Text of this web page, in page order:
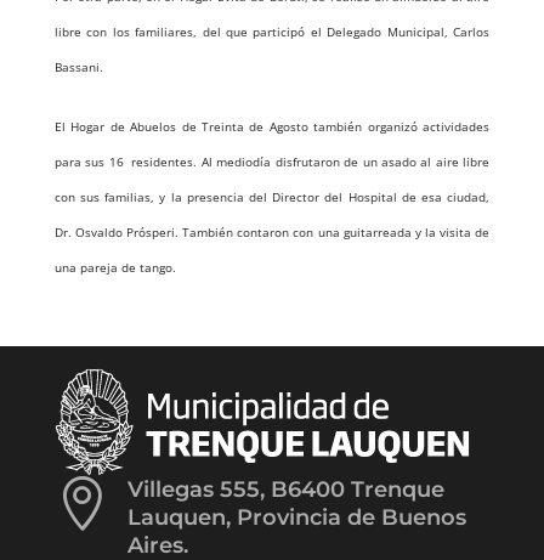
libre con los familiares, del que participó el Delegado Municipal, Carlos
Bassani.
El Hogar de Abuelos de Treinta de Agosto también organizó actividades
para sus 16 residentes. Al mediodía disfrutaron de un asado al aire libre
con sus familias, y la presencia del Director del Hospital de esa ciudad,
Dr. Osvaldo Prósperi. También contaron con una guitarreada y la visita de
una pareja de tango.

Villegas 555, B6400 Trenque
Lauquen, Provincia de Buenos
Aires.